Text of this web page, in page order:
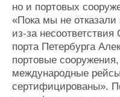
но и портовых
«Пока мы не
из-за
порта Петербурга
портовые
международные
сертифицированы».